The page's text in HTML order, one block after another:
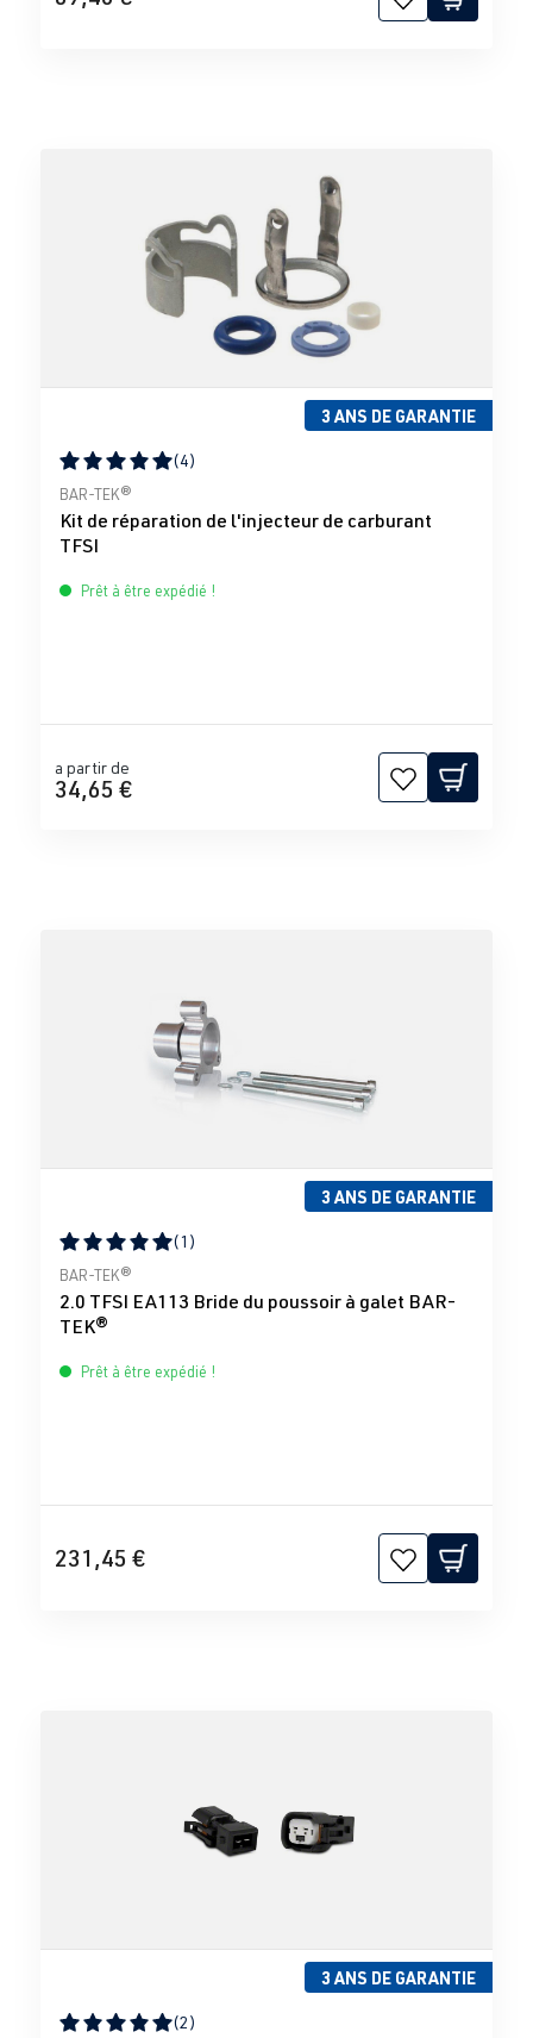
3 ANS DE GARANTIE
Note moyenne de 5 sur 5 étoiles
(4)
BAR-TEK®
Kit de réparation de l'injecteur de carburant
TFSI
Prêt à être expédié !
a partir de
34,65 €
3 ANS DE GARANTIE
Note moyenne de 5 sur 5 étoiles
(1)
BAR-TEK®
2.0 TFSI EA113 Bride du poussoir à galet BAR-
TEK®
Prêt à être expédié !
231,45 €
3 ANS DE GARANTIE
(2)